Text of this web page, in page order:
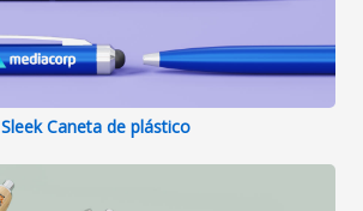
Sleek Caneta de plástico